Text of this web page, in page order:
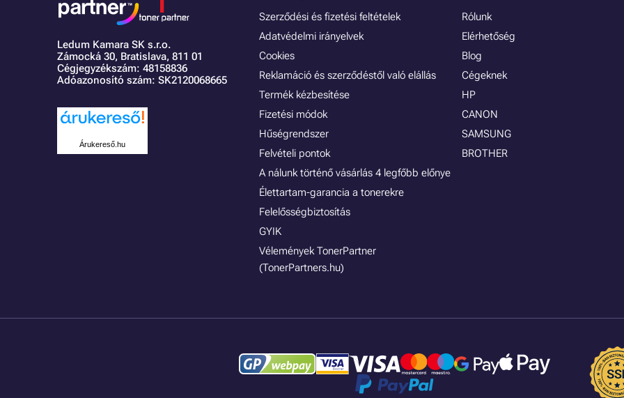
Ledum Kamara SK s.r.o.
Zámocká 30, Bratislava, 811 01
Cégjegyzékszám: 48158836
Adóazonosító szám: SK2120068665
Árukereső.hu
Szerződési és fizetési feltételek
Adatvédelmi irányelvek
Cookies
Reklamáció és szerződéstől való elállás
Termék kézbesítése
Fizetési módok
Hűségrendszer
Felvételi pontok
A nálunk történő vásárlás 4 legfőbb előnye
Élettartam-garancia a tonerekre
Felelősségbiztosítás
GYIK
Vélemények TonerPartner
(TonerPartners.hu)
Rólunk
Elérhetőség
Blog
Cégeknek
HP
CANON
SAMSUNG
BROTHER